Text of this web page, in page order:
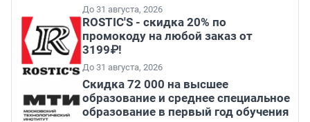
До 31 августа, 2026
ROSTIC'S - скидка 20% по
промокоду на любой заказ от
3199₽!
До 31 августа, 2026
Скидка 72 000 на высшее
образование и среднее специальное
образование в первый год обучения